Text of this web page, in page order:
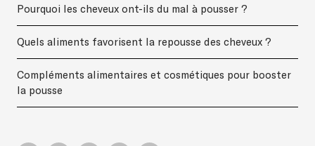
Pourquoi les cheveux ont-ils du mal à pousser ?
Quels aliments favorisent la repousse des cheveux ?
Compléments alimentaires et cosmétiques pour booster
la pousse